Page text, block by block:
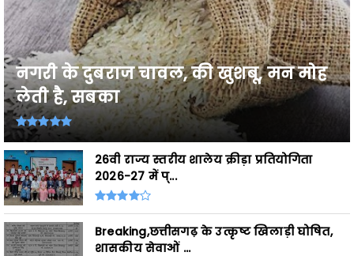
नगरी के दुबराज चावल, की खुशबू, मन मोह
लेती है, सबका
26वी राज्य स्तरीय शालेय क्रीड़ा प्रतियोगिता
2026-27 में प्...
Breaking,छत्तीसगढ़ के उत्कृष्ट खिलाड़ी घोषित,
शासकीय सेवाओं ...